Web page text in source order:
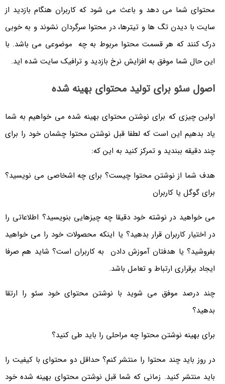
محتوای شما می دهد و باعث می شود که کاربران هنگام بازدید از
سایت با دیدن تگ ها و تیترها، در محتوا سرگردان نشوند و به خوبی
درک کنند که هر قسمت محتوا مربوط به چه موضوعی می باشد. با
این حال شما موفق به افزایش نرخ بازدید و ترافیک سایت شده اید.
اصول سئو برای تولید محتوای بهینه شده
اولین چیزی که برای نوشتن محتوای بهینه شده می خواهیم به شما
یاد بدهیم این است که لطفا قبل نوشتن محتوا چشمان خود را برای
چند دقیقه ببندید و تمرکز کنید به این که:
هدف شما از نوشتن محتوا چیست؟ برای چه اشخاصی می نویسید؟
برای گوگل یا کاربران
می خواهید در نوشته خود دقیقا چه چیزهایی بنویسید؟ اطلاعاتی را
در اختیار کاربران قرار بدهید؟ یا اینکه محصولات خود را می خواهید
بفروشید؟ یا هدفتان آموزش دادن به کاربران است؟ شاید هم صرفا
ایجاد برقراری ارتباط و تعامل باشد.
چند درصد موفق می شوید با نوشتن محتوای خود سئو را ارتقا
بدهید؟
برای بهینه نوشتن محتوا چه مراحلی را باید طی کنید؟
در روز باید چند محتوا را منتشر کنم؟ حداقل دو محتوای با کیفیت را
باید منتشر کنید. زمانی که شما قبل نوشتن محتوای بهینه شده خود